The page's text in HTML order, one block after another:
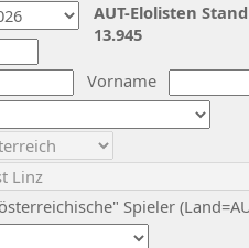
Vorname
Spieler
AUT-Elolisten
13.945